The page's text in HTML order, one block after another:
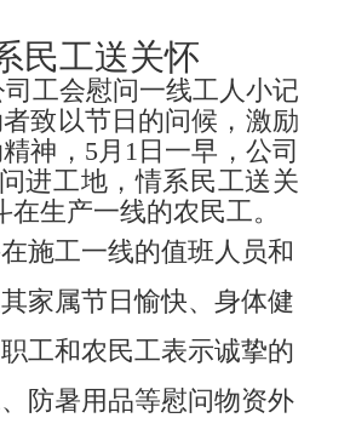
民工送关怀
工会慰问一线工人小记
致以节日的问候，激励
神， 5 月 1日 一早 ，公司
进工地，情系民工送关
生产一线的农民工。
施工一线的值班人员和
家属节日愉快、身体健
工和农民工表示诚挚的
防暑用品等慰问物资外